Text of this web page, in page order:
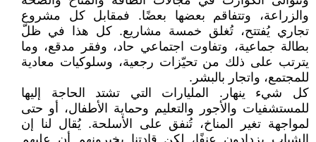
والزراعة، وتتفاقم بعضها بعضًا. فمقابل كل مشروع
تجاري يُفتتح، تُغلق خمسة مشاريع. كل هذا في ظلّ
بطالة جماعية، وتفاوت اجتماعي حاد، وفقر مدقع، وما
يترتب على ذلك من تحيّزات رجعية، وسلوكيات معادية
للمجتمع، واتجار بالبشر.
كل شيء ينهار. المليارات التي تشتد الحاجة إليها
للمستشفيات والأجور والتعليم وحماية الأطفال، أو حتى
لمواجهة تغير المناخ، تُنفق على الأسلحة. يُقال لنا إن